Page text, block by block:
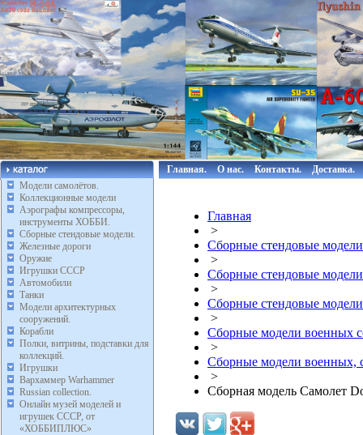
Модели самолётов.
Коллекционные модели
Аэрографы компрессоры,
инструменты ХОББИ.
Сборные стендовые модели.
Железные дороги
Оружие
Игрушки СССР
Автомобили
Танки
Модели архитектурных
сооружений.
Корабли
Полки, витрины, подставки для
коллекций.
Игрушки
Вархаммер Warhammer
Russian collection.
Онлайн музей моделей и
игрушек СССР, от
«ХОББИПЛЮС»
Главная. О нас. Контакты. Доставка.
Главная
>
Сборные стендовые
>
Сборные стендовые
>
Сборные стендовые
>
Сборные модели военных
>
Сборные модели
>
Сборная модель Самолет